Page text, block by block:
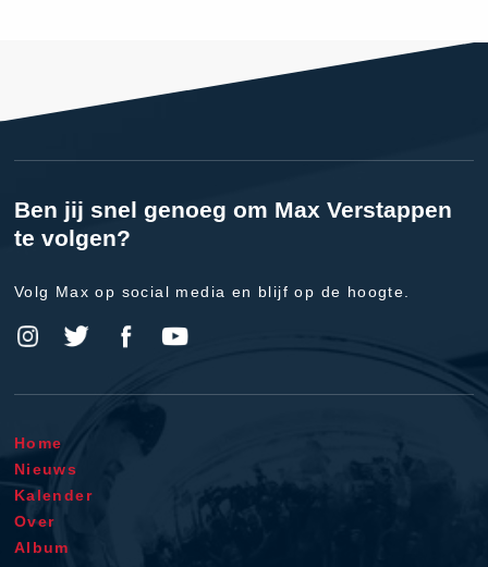
Ben jij snel genoeg om Max Verstappen
te volgen?
Volg Max op social media en blijf op de hoogte.
Home
Nieuws
Kalender
Over
Album